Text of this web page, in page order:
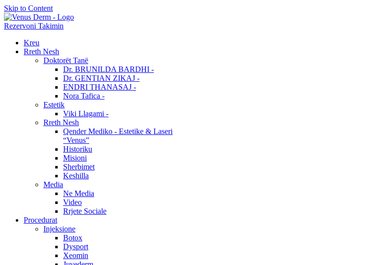
Skip to Content
Rezervoni Takimin
Kreu
Rreth Nesh
Doktorët Tanë
Dr. BRUNILDA BARDHI -
Dr. GENTIAN ZIKAJ -
ENDRI THANASAJ -
Nora Tafica -
Estetik
Viki Llagami -
Rreth Nesh
Qender Mediko - Estetike & Laseri
“Venus”
Historiku
Misioni
Sherbimet
Keshilla
Media
Ne Media
Video
Rrjete Sociale
Procedurat
Injeksione
Botox
Dysport
Xeomin